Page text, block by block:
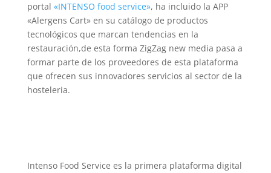
portal «INTENSO food service», ha incluido la APP
«Alergens Cart» en su catálogo de productos
tecnológicos que marcan tendencias en la
restauración,de esta forma ZigZag new media pasa a
formar parte de los proveedores de esta plataforma
que ofrecen sus innovadores servicios al sector de la
hosteleria.
Intenso Food Service es la primera plataforma digital